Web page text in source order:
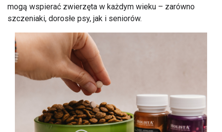
mogą wspierać zwierzęta w każdym wieku – zarówno
szczeniaki, dorosłe psy, jak i seniorów.